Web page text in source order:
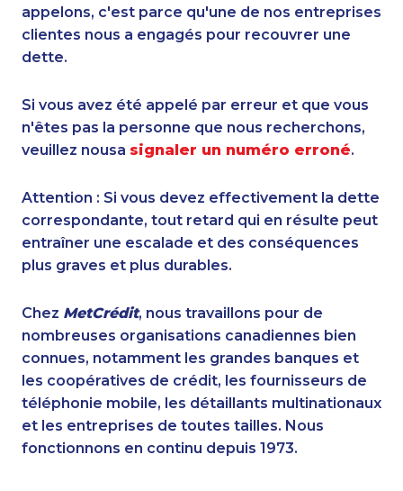
appelons, c'est parce qu'une de nos entreprises
clientes nous a engagés pour recouvrer une
dette.
Si vous avez été appelé par erreur et que vous
n'êtes pas la personne que nous recherchons,
veuillez nousa signaler un numéro erroné.
Attention : Si vous devez effectivement la dette
correspondante, tout retard qui en résulte peut
entraîner une escalade et des conséquences
plus graves et plus durables.
Chez MetCrédit, nous travaillons pour de
nombreuses organisations canadiennes bien
connues, notamment les grandes banques et
les coopératives de crédit, les fournisseurs de
téléphonie mobile, les détaillants multinationaux
et les entreprises de toutes tailles. Nous
fonctionnons en continu depuis 1973.